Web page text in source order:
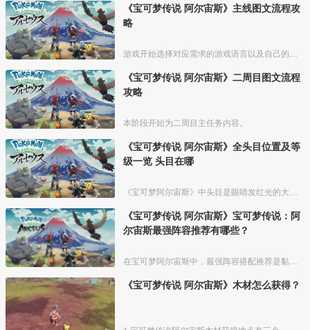
《宝可梦传说 阿尔宙斯》主线图文流程攻
略
《宝可梦传说 阿尔宙斯》二周目图文流程
攻略
本阶段开始为二周目主任务内容。
《宝可梦传说 阿尔宙斯》全头目位置及等
级一览 头目在哪
《宝可梦传说 阿尔宙斯》宝可梦传说：阿
尔宙斯最强阵容推荐有哪些？
《宝可梦传说 阿尔宙斯》木材怎么获得？